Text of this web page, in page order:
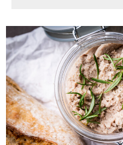
Pozdrawiam
Pokaż więcej komentarzy